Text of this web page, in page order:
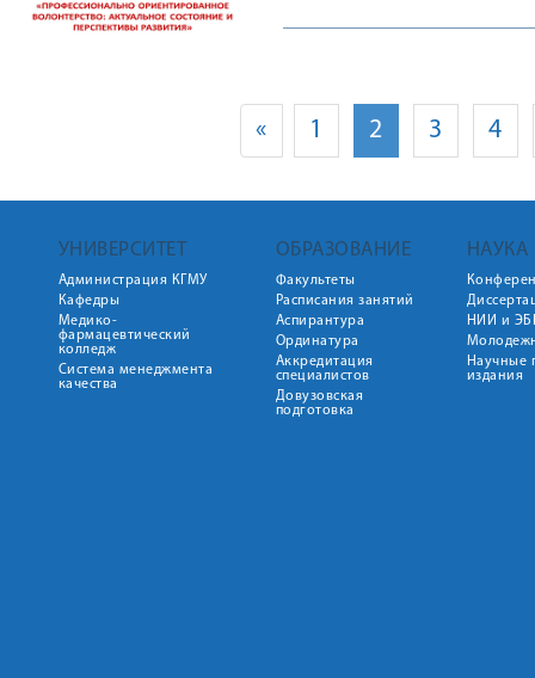
« 1 2 3 4
УНИВЕРСИТЕТ
Администрация КГМУ
Кафедры
Медико-
фармацевтический
колледж
Система менеджмента
качества
ОБРАЗОВАНИЕ
Факультеты
Расписания занятий
Аспирантура
Ординатура
Аккредитация
специалистов
Довузовская
подготовка
НАУКА
НИИ и
Научные
издания